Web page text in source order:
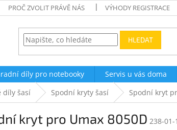
PROČ ZVOLIT PRÁVĚ NÁS VÝHODY REGISTRACE
HLEDAT
díly pro notebooky Servis u vás doma
díly šasí Spodní kryty šasí Spodní kryt
kryt pro Umax 8050D 238-01-